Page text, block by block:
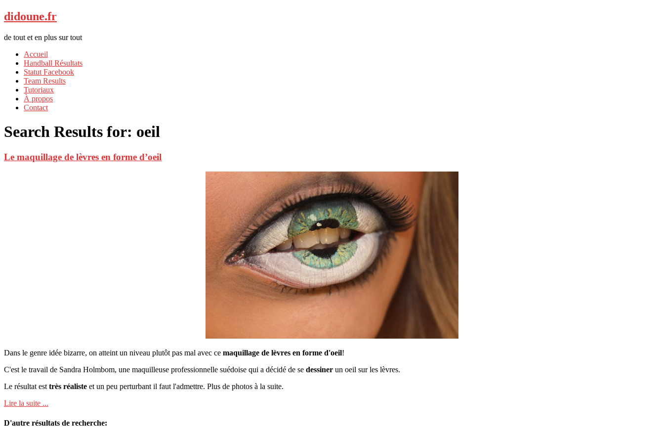
didoune.fr
de tout et en plus sur tout
Accueil
Handball Résultats
Statut Facebook
Team Results
Tutoriaux
À propos
Contact
Search Results for: oeil
Le maquillage de lèvres en forme d’oeil
Dans le genre idée bizarre, on atteint un niveau plutôt pas mal avec ce maquillage de lèvres en forme d'oeil!
C'est le travail de Sandra Holmbom, une maquilleuse professionnelle suédoise qui a décidé de se dessiner un oeil sur les lèvres.
Le résultat esttrès réaliste et un peu perturbant il faut l'admettre. Plus de photos à la suite.
Lire la suite ...
D'autre résultats de recherche: